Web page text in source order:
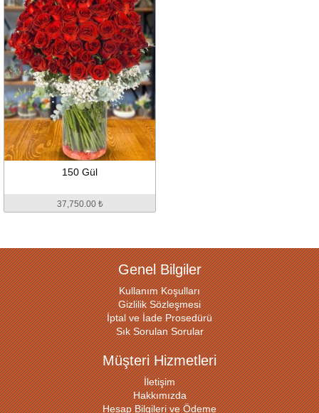
150 Gül
37,750.00 ₺
Genel Bilgiler
Kullanım Koşulları
Gizlilik Sözleşmesi
İptal ve İade Prosedürü
Sık Sorulan Sorular
Müşteri Hizmetleri
İletişim
Hakkımızda
Hesap Bilgileri ve Ödeme